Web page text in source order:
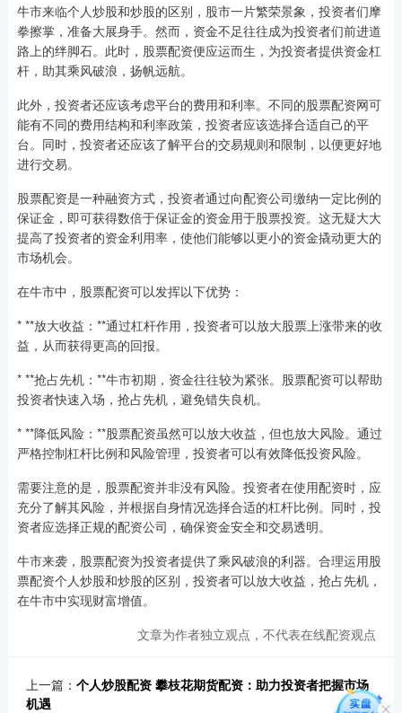
牛市来临个人炒股和炒股的区别，股市一片繁荣景象，投资者们摩
拳擦掌，准备大展身手。然而，资金不足往往成为投资者们前进道
路上的绊脚石。此时，股票配资便应运而生，为投资者提供资金杠
杆，助其乘风破浪，扬帆远航。
此外，投资者还应该考虑平台的费用和利率。不同的股票配资网可
能有不同的费用结构和利率政策，投资者应该选择合适自己的平
台。同时，投资者还应该了解平台的交易规则和限制，以便更好地
进行交易。
股票配资是一种融资方式，投资者通过向配资公司缴纳一定比例的
保证金，即可获得数倍于保证金的资金用于股票投资。这无疑大大
提高了投资者的资金利用率，使他们能够以更小的资金撬动更大的
市场机会。
在牛市中，股票配资可以发挥以下优势：
* **放大收益：**通过杠杆作用，投资者可以放大股票上涨带来的收
益，从而获得更高的回报。
* **抢占先机：**牛市初期，资金往往较为紧张。股票配资可以帮助
投资者快速入场，抢占先机，避免错失良机。
* **降低风险：**股票配资虽然可以放大收益，但也放大风险。通过
严格控制杠杆比例和风险管理，投资者可以有效降低投资风险。
需要注意的是，股票配资并非没有风险。投资者在使用配资时，应
充分了解其风险，并根据自身情况选择合适的杠杆比例。同时，投
资者应选择正规的配资公司，确保资金安全和交易透明。
牛市来袭，股票配资为投资者提供了乘风破浪的利器。合理运用股
票配资个人炒股和炒股的区别，投资者可以放大收益，抢占先机，
在牛市中实现财富增值。
文章为作者独立观点，不代表在线配资观点
上一篇： 个人炒股配资 攀枝花期货配资：助力投资者把握市场
机遇